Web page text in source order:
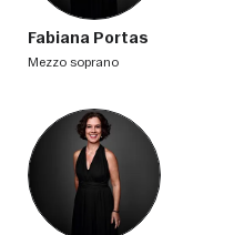
Fabiana Portas
mezzo soprano